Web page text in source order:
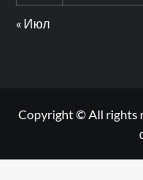
« Июл
Copyright © All rights